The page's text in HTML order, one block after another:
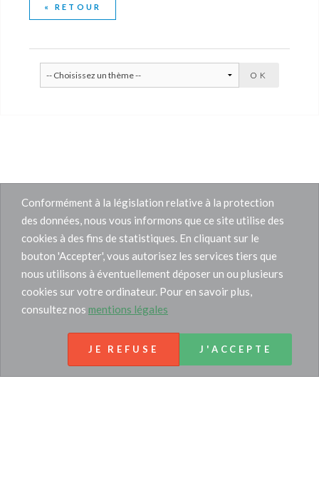
« RETOUR
Conformément à la législation relative à la protection
des données, nous vous informons que ce site utilise des
cookies à des fins de statistiques. En cliquant sur le
bouton 'Accepter', vous autorisez les services tiers que
nous utilisons à éventuellement déposer un ou plusieurs
cookies sur votre ordinateur. Pour en savoir plus,
consultez nos mentions légales
JE REFUSE J'ACCEPTE